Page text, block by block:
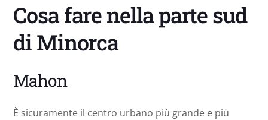
Cosa fare nella parte sud
di Minorca
Mahon
È sicuramente il centro urbano più grande e più